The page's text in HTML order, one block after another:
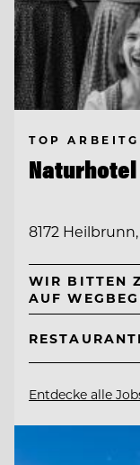
TOP
8172
WIR BITTEN
AUF
Entdecke alle